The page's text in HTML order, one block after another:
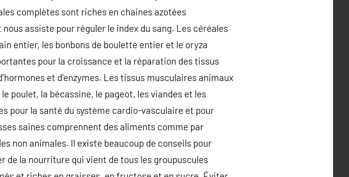
complètes sont riches en chaines azotées
assiste pour réguler le index du sang. Les céréales
entier, les bonbons de boulette entier et le oryza
pour la croissance et la réparation des tissus
et d’enzymes. Les tissus musculaires animaux
poulet, la bécassine, le pageot, les viandes et les
pour la santé du système cardio-vasculaire et pour
saines comprennent des aliments comme par
non animales. Il existe beaucoup de conseils pour
la nourriture qui vient de tous les groupuscules